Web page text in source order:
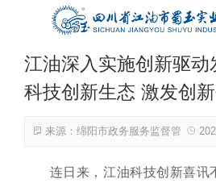
蜀玉首页
产品中心
江油深入实施创新驱动
科技创新生态 激发创
来源：绵阳市政务服务监督管
连日来，江油科技创新喜讯